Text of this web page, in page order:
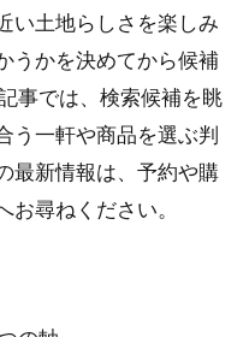
い土地らしさを楽しみ
うかを決めてから候補
事では、検索候補を眺
う一軒や商品を選ぶ判
最新情報は、予約や購
尋ねください。